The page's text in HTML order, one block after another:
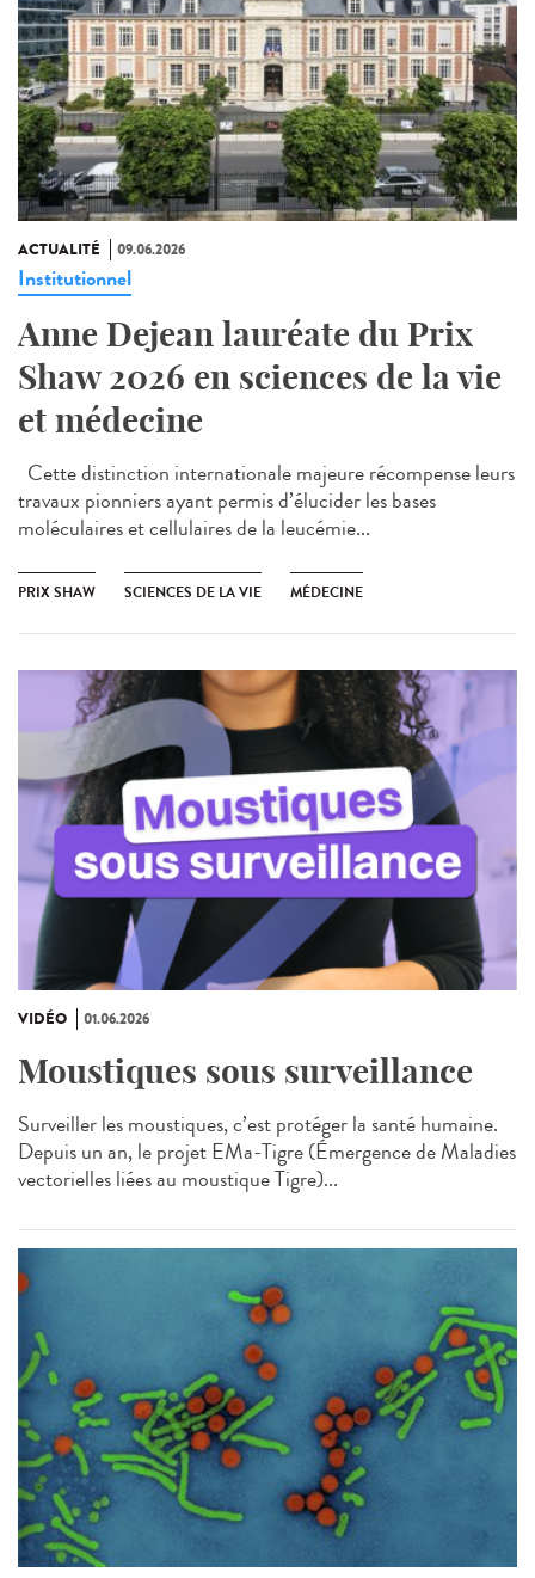
ACTUALITÉ 09.06.2026
Institutionnel
Anne Dejean lauréate du Prix
Shaw 2026 en sciences de la vie
et médecine
Cette distinction internationale majeure récompense leurs
travaux pionniers ayant permis d’élucider les bases
moléculaires et cellulaires de la leucémie...
PRIX SHAW SCIENCES DE LA VIE MÉDECINE
VIDÉO 01.06.2026
Moustiques sous surveillance
Surveiller les moustiques, c’est protéger la santé humaine.
Depuis un an, le projet EMa‑Tigre (Émergence de Maladies
vectorielles liées au moustique Tigre)...